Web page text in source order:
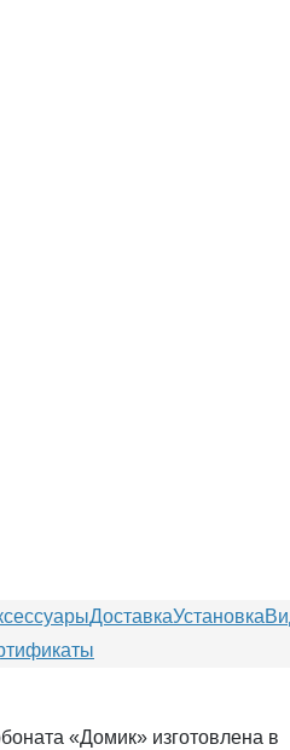
ДоставкаУстановка
«Домик» изготовлена в